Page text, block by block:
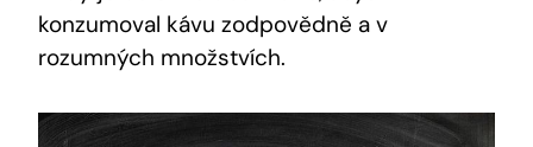
konzumoval kávu⁤ zodpovědně a v
rozumných⁤ množstvích.